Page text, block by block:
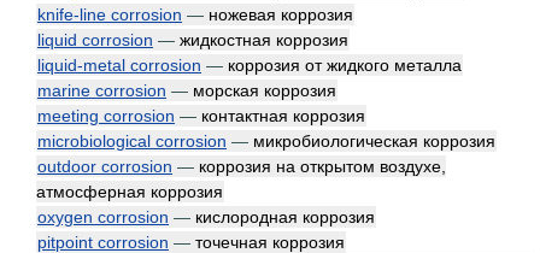
knife-line corrosion — ножевая коррозия
liquid corrosion — жидкостная коррозия
liquid-metal corrosion — коррозия от жидкого металла
marine corrosion — морская коррозия
meeting corrosion — контактная коррозия
microbiological corrosion — микробиологическая коррозия
outdoor corrosion — коррозия на открытом воздухе,
атмосферная коррозия
oxygen corrosion — кислородная коррозия
pitpoint corrosion — точечная коррозия